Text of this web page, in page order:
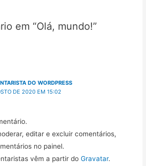
em “Olá, mundo!”
DO WORDPRESS
DE 2020 EM 15:02
editar e excluir comentários,
no painel.
vêm a partir do Gravatar.